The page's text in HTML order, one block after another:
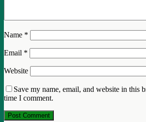
Name *
Email *
Website
Save my name, email, and website in this
time I comment.